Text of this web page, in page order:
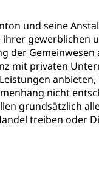
und seine
der
mit privaten
nicht
grundsätzlich
treiben oder
Verkehr
Mobil